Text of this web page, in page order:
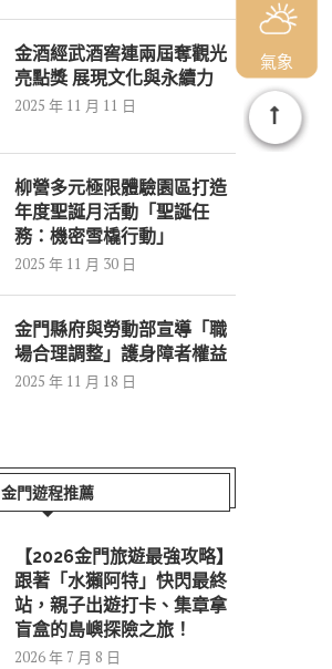
金酒經武酒窖連兩屆奪觀光
亮點獎 展現文化與永續力
2025 年 11 月 11 日
柳營多元極限體驗園區打造
年度聖誕月活動「聖誕任
務：機密雪橇行動」
2025 年 11 月 30 日
金門縣府與勞動部宣導「職
場合理調整」護身障者權益
2025 年 11 月 18 日
金門遊程推薦
【2026金門旅遊最強攻略】
跟著「水獺阿特」快閃最終
站，親子出遊打卡、集章拿
盲盒的島嶼探險之旅！
2026 年 7 月 8 日
氣象